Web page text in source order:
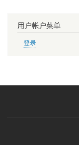
用户帐户菜单
登录